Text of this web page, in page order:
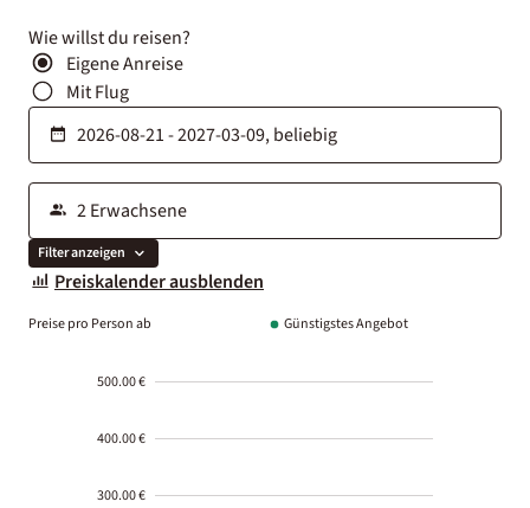
Wie willst du reisen?
Eigene Anreise
Mit Flug
Filter anzeigen
Preiskalender ausblenden
Preise pro Person ab Günstigstes Angebot
500.00 €
400.00 €
300.00 €